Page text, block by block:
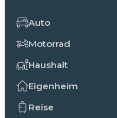
Auto
Motorrad
Haushalt
Eigenheim
Reise